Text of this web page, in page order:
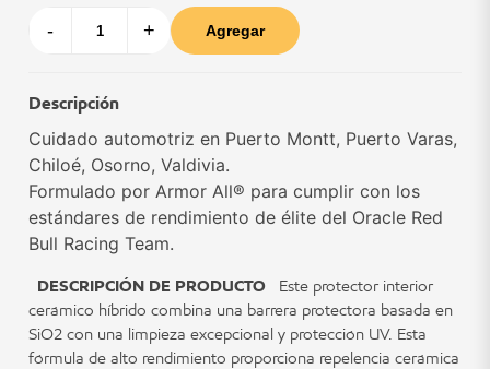
- + Agregar
Descripción
Cuidado automotriz en Puerto Montt, Puerto Varas,
Chiloé, Osorno, Valdivia.
Formulado por Armor All® para cumplir con los
estándares de rendimiento de élite del Oracle Red
Bull Racing Team.
DESCRIPCIÓN DE PRODUCTO Este protector interior
cerámico híbrido combina una barrera protectora basada en
SiO2 con una limpieza excepcional y protección UV. Esta
fórmula de alto rendimiento proporciona repelencia cerámica